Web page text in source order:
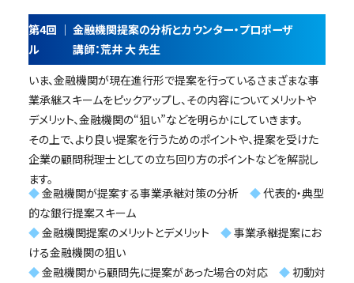
第4回 ｜ 金融機関提案の分析とカウンター・プロポーザ
ル 講師：荒井 大 先生
いま、金融機関が現在進行形で提案を行っているさまざまな事
業承継スキームをピックアップし、その内容についてメリットや
デメリット、金融機関の“狙い”などを明らかにしていきます。
その上で、より良い提案を行うためのポイントや、提案を受けた
企業の顧問税理士としての立ち回り方のポイントなどを解説し
ます。
◆金融機関が提案する事業承継対策の分析 ◆代表的・典型
的な銀行提案スキーム
◆金融機関提案のメリットとデメリット ◆事業承継提案にお
ける金融機関の狙い
◆金融機関から顧問先に提案があった場合の対応 ◆初動対